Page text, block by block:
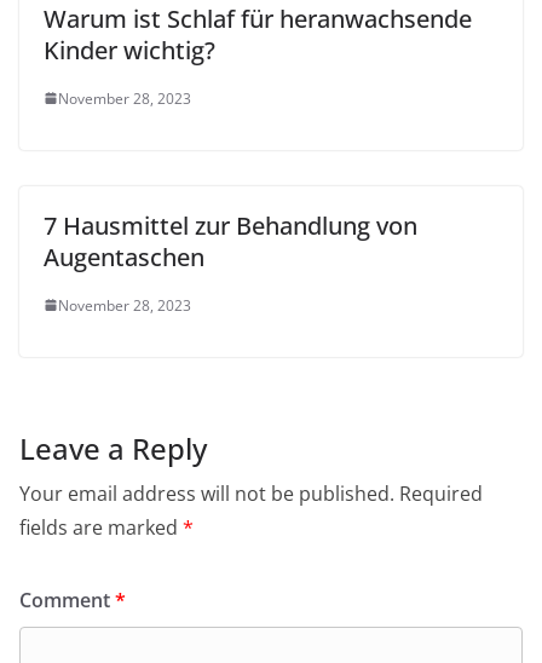
Warum ist Schlaf für heranwachsende
Kinder wichtig?
November 28, 2023
7 Hausmittel zur Behandlung von
Augentaschen
November 28, 2023
Leave a Reply
Your email address will not be published. Required
fields are marked *
Comment*